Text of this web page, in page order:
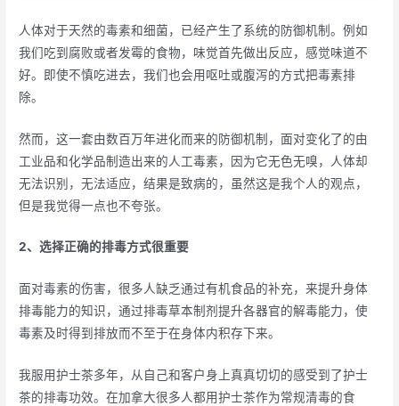
人体对于天然的毒素和细菌，已经产生了系统的防御机制。例如
我们吃到腐败或者发霉的食物，味觉首先做出反应，感觉味道不
好。即使不慎吃进去，我们也会用呕吐或腹泻的方式把毒素排
除。
然而，这一套由数百万年进化而来的防御机制，面对变化了的由
工业品和化学品制造出来的人工毒素，因为它无色无嗅，人体却
无法识别，无法适应，结果是致病的，虽然这是我个人的观点，
但是我觉得一点也不夸张。
2、选择正确的排毒方式很重要
面对毒素的伤害，很多人缺乏通过有机食品的补充，来提升身体
排毒能力的知识，通过排毒草本制剂提升各器官的解毒能力，使
毒素及时得到排放而不至于在身体内积存下来。
我服用护士茶多年，从自己和客户身上真真切切的感受到了护士
茶的排毒功效。在加拿大很多人都用护士茶作为常规清毒的食